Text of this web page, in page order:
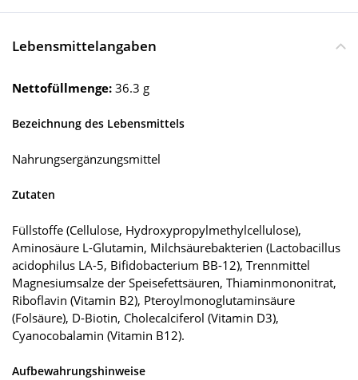
Lebensmittelangaben
Nettofüllmenge: 36.3 g
Bezeichnung des Lebensmittels
Nahrungsergänzungsmittel
Zutaten
Füllstoffe (Cellulose, Hydroxypropylmethylcellulose),
Aminosäure L-Glutamin, Milchsäurebakterien (Lactobacillus
acidophilus LA-5, Bifidobacterium BB-12), Trennmittel
Magnesiumsalze der Speisefettsäuren, Thiaminmononitrat,
Riboflavin (Vitamin B2), Pteroylmonoglutaminsäure
(Folsäure), D-Biotin, Cholecalciferol (Vitamin D3),
Cyanocobalamin (Vitamin B12).
Aufbewahrungshinweise